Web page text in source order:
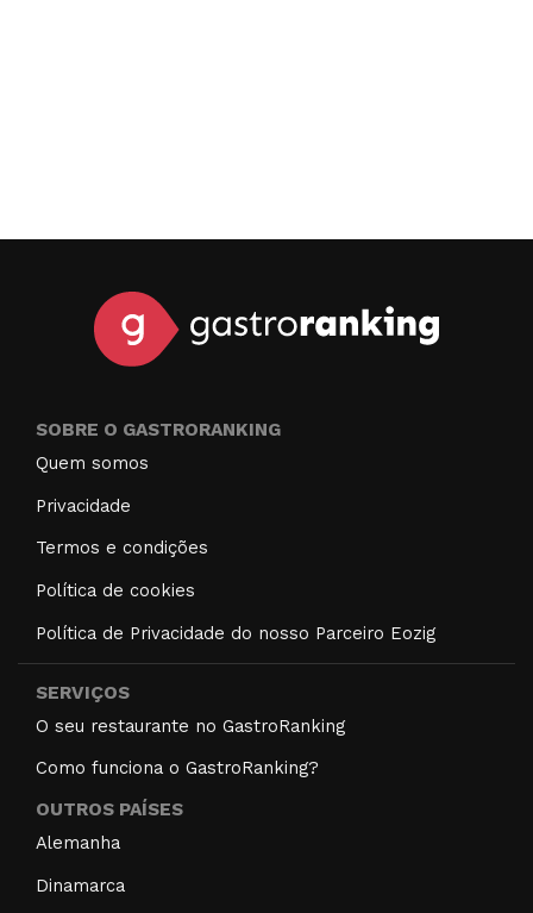
SOBRE O GASTRORANKING
Quem somos
Privacidade
Termos e condições
Política de cookies
Política de Privacidade do nosso Parceiro Eozig
SERVIÇOS
O seu restaurante no GastroRanking
Como funciona o GastroRanking?
OUTROS PAÍSES
Alemanha
Dinamarca